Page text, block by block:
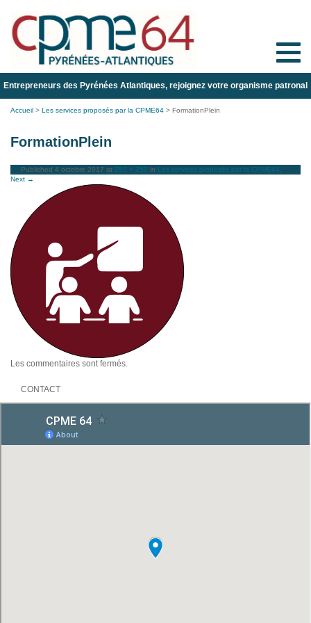
Toggle
Entrepreneurs des Pyrénées Atlantiques, rejoignez votre organisme patronal
Accueil > Les services proposés par la CPME64 > FormationPlein
FormationPlein
Published 4 octobre 2017 at 250 × 250 in Les services proposés par la CPME64
Next →
Les commentaires sont fermés.
CONTACT